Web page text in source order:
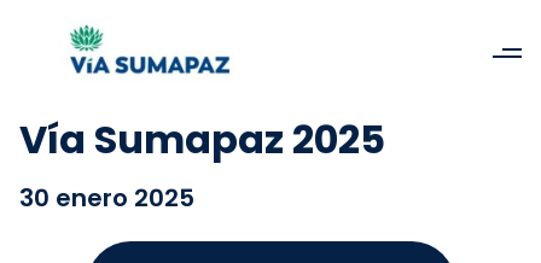
Vía Sumapaz 2025
30 enero 2025